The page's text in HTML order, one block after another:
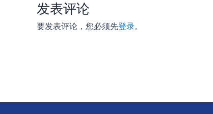
发表评论
要发表评论，您必须先登录。